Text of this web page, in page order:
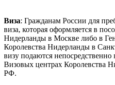
Виза: Гражданам России для
виза, которая оформляется в
Нидерланды в Москве либо в
Королевства Нидерланды в
визу подаются непосредственно
Визовых центрах Королевства
РФ.